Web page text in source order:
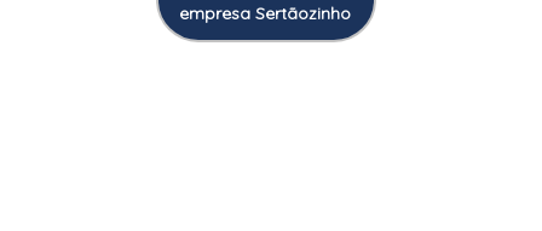
empresa Sertãozinho